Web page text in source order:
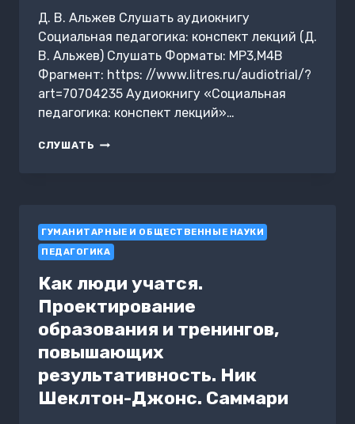
Д. В. Альжев Слушать аудиокнигу
Социальная педагогика: конспект лекций (Д.
В. Альжев) Слушать Форматы: MP3,M4B
Фрагмент: https: //www.litres.ru/audiotrial/?
art=70704235 Аудиокнигу «Социальная
педагогика: конспект лекций»…
СЛУШАТЬ СОЦИАЛЬНАЯ
ГУМАНИТАРНЫЕ И ОБЩЕСТВЕННЫЕ НАУКИ
ПЕДАГОГИКА
Как люди учатся.
Проектирование
образования и тренингов,
повышающих
результативность. Ник
Шеклтон-Джонс. Саммари